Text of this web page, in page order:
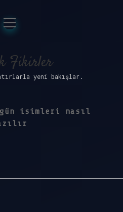
Politikası
Uyarı
menüyü
aç
Fikirler
yeni bakışlar.
isimleri nasıl